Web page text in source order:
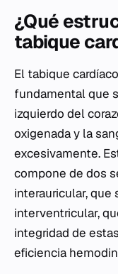
¿Qué
tabique
El tabique
fundamental que
izquierdo del
oxigenada y la
excesivamente.
compone de dos
interauricular, que
interventricular,
integridad de
eficiencia